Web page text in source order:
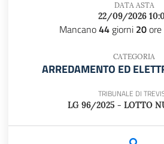
DATA ASTA
22/09/2026
Mancano44giorni 20ore
CATEGORIA
ARREDAMENTO ED
TRIBUNALE DI
LG 96/2025 - LOTTO